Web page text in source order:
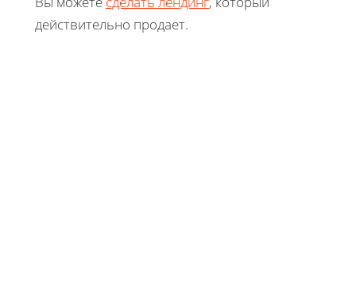
действительно продает.